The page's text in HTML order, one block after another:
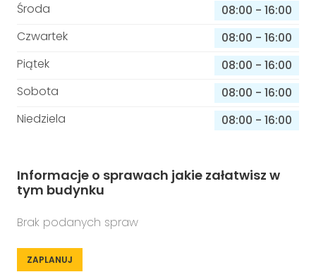
Środa
08:00 - 16:00
Czwartek
08:00 - 16:00
Piątek
08:00 - 16:00
Sobota
08:00 - 16:00
Niedziela
08:00 - 16:00
Informacje o sprawach jakie załatwisz w
tym budynku
Brak podanych spraw
ZAPLANUJ